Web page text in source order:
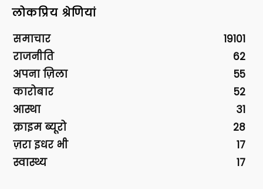
लोकप्रिय श्रेणियां
समाचार
19101
राजनीति
62
अपना ज़िला
55
कारोबार
52
आस्था
31
क्राइम ब्यूरो
28
ज़रा इधर भी
17
स्वास्थ्य
17